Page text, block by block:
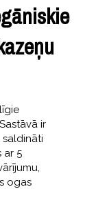
ir
ar 5
ogas